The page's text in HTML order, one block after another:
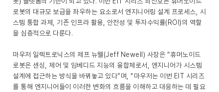
로봇의 대규모 보급을 좌우하는 요소로서 엔지니어링 설계 프로세스, 시
스템 통합 과제, 기존 인프라 활용, 안전성 및 투자수익률(ROI)의 역할
을 심층적으로 다룬다.
마우저 일렉트로닉스의 제프 뉴웰(Jeff Newell) 사장은 “휴머노이드
로봇은 센싱, 제어 및 임베디드 지능의 융합체로서, 엔지니어가 시스템
설계에 접근하는 방식을 바꿔놓고 있다”며, “마우저는 이번 EIT 시리즈
를 통해 엔지니어들이 이러한 변화의 흐름을 이해하고 대응하는 데 필요